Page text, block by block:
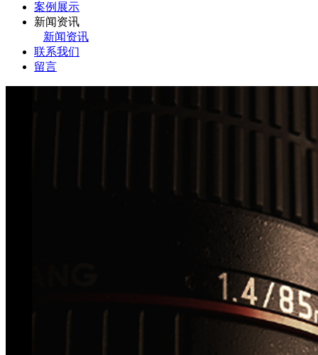
案例展示
新闻资讯
新闻资讯
联系我们
留言